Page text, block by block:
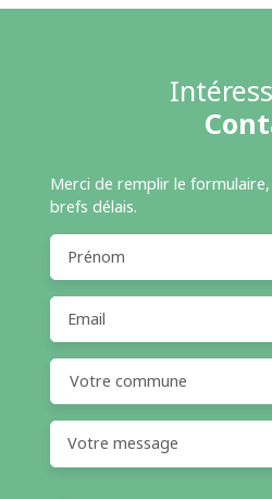
Merci de remplir le
brefs délais.
Prénom
Email
Votre commune
Votre message